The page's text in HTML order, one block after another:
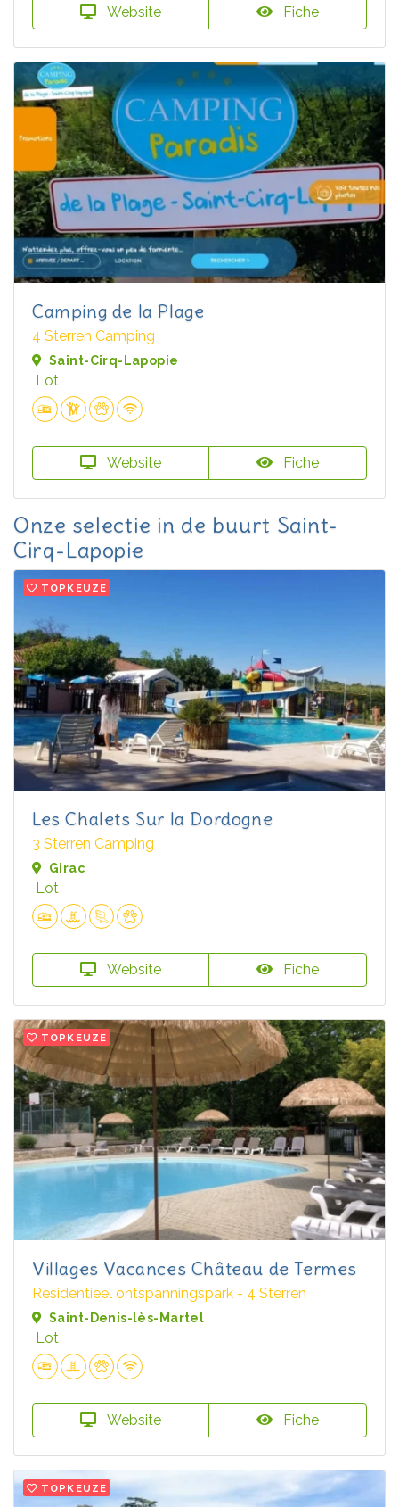
Website Fiche
Camping de la Plage
4 Sterren Camping
Saint-Cirq-Lapopie
Lot
Website Fiche
Onze selectie in de buurt Saint-
Cirq-Lapopie
TOPKEUZE
Les Chalets Sur la Dordogne
3 Sterren Camping
Girac
Lot
Website Fiche
TOPKEUZE
Villages Vacances Château de Termes
Residentieel ontspanningspark - 4 Sterren
Saint-Denis-lès-Martel
Lot
Website Fiche
TOPKEUZE